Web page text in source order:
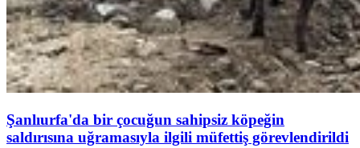
Şanlıurfa'da bir çocuğun sahipsiz köpeğin
saldırısına uğramasıyla ilgili müfettiş görevlendirildi